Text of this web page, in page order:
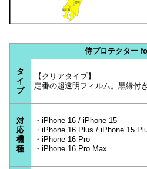
侍プロテクター
タ
イ
プ
【クリアタイプ】
定番の超透明フィルム。黒縁付
対
応
機
種
・iPhone 16 / iPhone 15
・iPhone 16 Plus / iPhone 15
・iPhone 16 Pro
・iPhone 16 Pro Max